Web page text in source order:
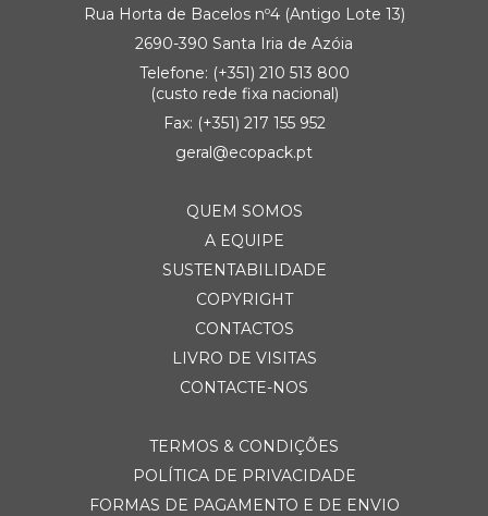
Rua Horta de Bacelos nº4 (Antigo Lote 13)
2690-390 Santa Iria de Azóia
Telefone: (+351) 210 513 800
(custo rede fixa nacional)
Fax: (+351) 217 155 952
geral@ecopack.pt
QUEM SOMOS
A EQUIPE
SUSTENTABILIDADE
COPYRIGHT
CONTACTOS
LIVRO DE VISITAS
CONTACTE-NOS
TERMOS & CONDIÇÕES
POLÍTICA DE PRIVACIDADE
FORMAS DE PAGAMENTO E DE ENVIO